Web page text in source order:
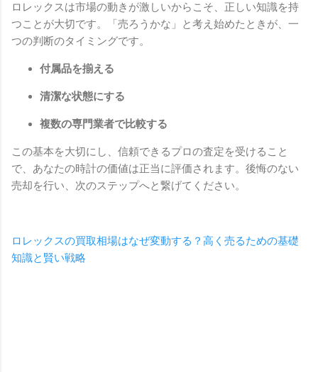
ロレックスは市場の動きが激しいからこそ、正しい知識を持
つことが大切です。「売ろうかな」と考え始めたときが、一
つの判断のタイミングです。
付属品を揃える
清潔な状態にする
複数の専門業者で比較する
この基本を大切にし、信頼できるプロの査定を受けること
で、あなたの時計の価値は正当に評価されます。後悔のない
売却を行い、次のステップへと繋げてください。
ロレックスの買取相場はなぜ変動する？高く売るための基礎
知識と賢い戦略